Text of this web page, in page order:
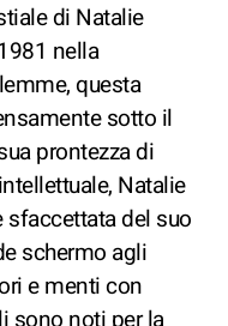
di Natalie
nella
questa
sotto il
prontezza di
Natalie
sfaccettata del suo
schermo agli
e menti con